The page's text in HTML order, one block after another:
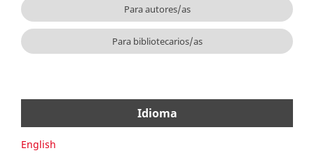
Para autores/as
Para bibliotecarios/as
Idioma
English